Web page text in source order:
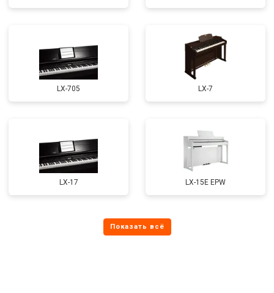
LX-705 LX-7
LX-17 LX-15E EPW